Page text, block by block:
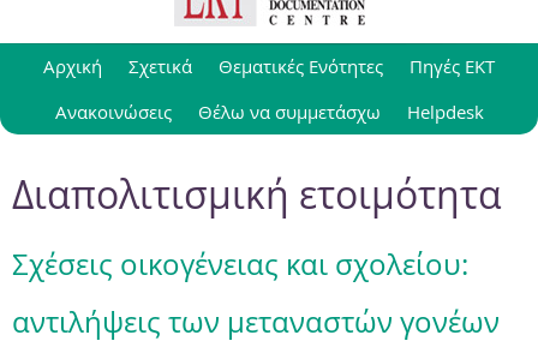
Αρχική Σχετικά Θεματικές Ενότητες
Πηγές ΕΚΤ
Ανακοινώσεις
Θέλω να συμμετάσχω Helpdesk
Διαπολιτισμική ετοιμότητα
Σχέσεις οικογένειας και σχολείου:
αντιλήψεις των μεταναστών γονέων